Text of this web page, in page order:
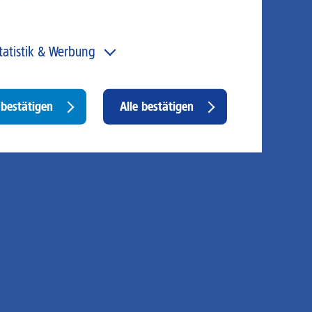
& Werbung
Analysen. Mithilfe dieser Cookies können wir
die Besucherzahlen und den Effekt
Seiten unseres Web-Auftritts ermitteln und
Alle bestätigen